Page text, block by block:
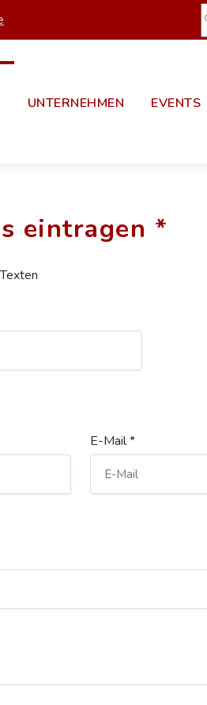
UNTERNEHMEN EVENTS
eintragen *
E-Mail *